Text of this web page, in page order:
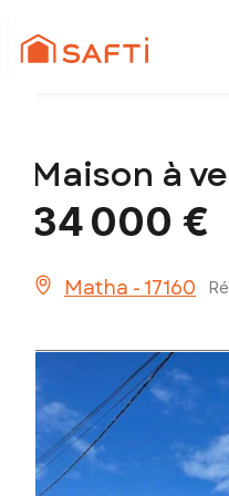
Maison à
34 000 €
Matha - 17160